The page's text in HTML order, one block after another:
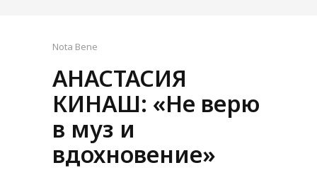
Nota Bene
АНАСТАСИЯ
КИНАШ: «Не верю
в муз и
вдохновение»